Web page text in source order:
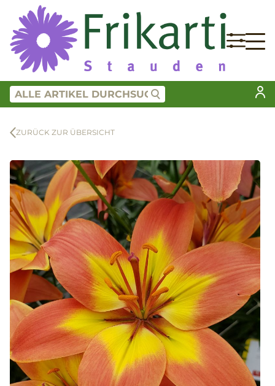
ZURÜCK ZUR ÜBERSICHT